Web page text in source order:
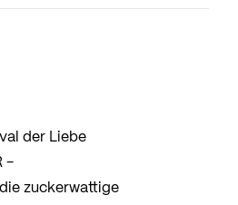
der Liebe
-
zuckerwattige